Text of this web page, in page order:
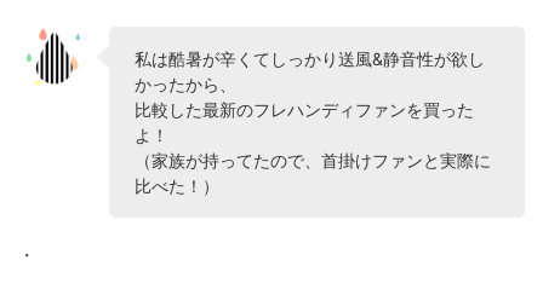
私は酷暑が辛くてしっかり送風&静音性が欲し
かったから、
比較した最新のフレハンディファンを買った
よ！
（家族が持ってたので、首掛けファンと実際に
比べた！）
・